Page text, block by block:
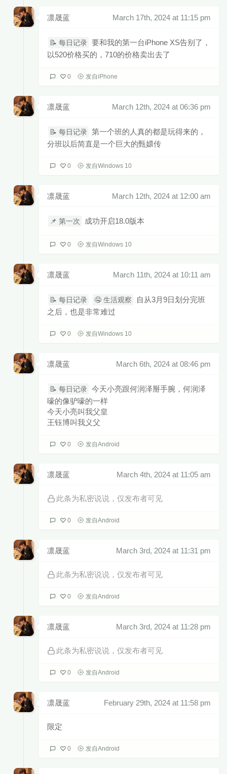
凛晟蓝 March 17th, 2024 at 11:15 pm
📝 每日记录 要和我的第一台iPhone XS告别了，
以520价格买的，710的价格卖出去了
0 发自iPhone
凛晟蓝 March 12th, 2024 at 06:36 pm
📝 每日记录 第一个班的人真的都是玩得来的，
分班以后简直是一个巨大的甄嬛传
0 发自Windows 10
凛晟蓝 March 12th, 2024 at 12:00 am
📌 第一次 成功开启18.0版本
0 发自Windows 10
凛晟蓝 March 11th, 2024 at 10:11 am
📝 每日记录 🤤 生活观察
自从3月9日划分完班
之后，也是非常难过
0 发自Windows 10
凛晟蓝 March 6th, 2024 at 08:46 pm
📝 每日记录 今天小亮跟何润泽掰手腕，何润泽
嚎的像驴嚎的一样
今天小亮叫我父皇
王钰博叫我义父
0 发自Android
凛晟蓝 March 4th, 2024 at 11:05 am
此条为私密说说，仅发布者可见
0 发自Android
凛晟蓝 March 3rd, 2024 at 11:31 pm
此条为私密说说，仅发布者可见
0 发自Android
凛晟蓝 March 3rd, 2024 at 11:28 pm
此条为私密说说，仅发布者可见
0 发自Android
凛晟蓝 February 29th, 2024 at 11:58 pm
限定
0 发自Android